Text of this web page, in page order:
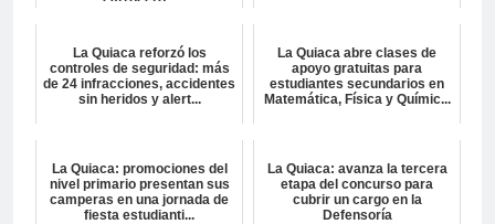
La Quiaca reforzó los
controles de seguridad: más
de 24 infracciones, accidentes
sin heridos y alert...
La Quiaca abre clases de
apoyo gratuitas para
estudiantes secundarios en
Matemática, Física y Químic...
La Quiaca: promociones del
nivel primario presentan sus
camperas en una jornada de
fiesta estudianti...
La Quiaca: avanza la tercera
etapa del concurso para
cubrir un cargo en la
Defensoría